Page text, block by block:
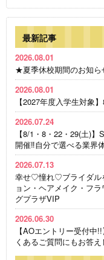
最新記事
2026.08.01
★夏季休校期間のお知ら
2026.08.01
【2027年度入学生対象
2026.07.24
【8/1・8・22・29(土)
開催‼自分で選べる業界
2026.07.13
幸せ♡憧れ♡ブライダル
ョン・ヘアメイク・フ
グプラザVIP
2026.06.30
【AOエントリー受付中
くあるご質問にもお答え